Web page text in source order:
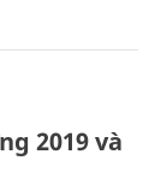
2019 và